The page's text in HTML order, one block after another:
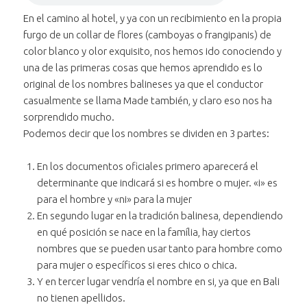
a Made"
"Presentando
a Made"
Silenciarel audio
"Presentando a
Made"
Avanzar treinta segundosen el audio
"Presentando
a Made"
Retroceder treinta segundosen el audio
"Presentando
a Made"
Posición:
0 segundos
Duración:
En el camino al hotel, y ya con un recibimiento en la propia
furgo de un collar de flores (camboyas o frangipanis) de
color blanco y olor exquisito, nos hemos ido conociendo y
una de las primeras cosas que hemos aprendido es lo
original de los nombres balineses ya que el conductor
casualmente se llama Made también, y claro eso nos ha
sorprendido mucho.
Podemos decir que los nombres se dividen en 3 partes:
En los documentos oficiales primero aparecerá el
determinante que indicará si es hombre o mujer. «i» es
para el hombre y «ni» para la mujer
En segundo lugar en la tradición balinesa, dependiendo
en qué posición se nace en la família, hay ciertos
nombres que se pueden usar tanto para hombre como
para mujer o específicos si eres chico o chica.
Y en tercer lugar vendría el nombre en si, ya que en Bali
no tienen apellidos.